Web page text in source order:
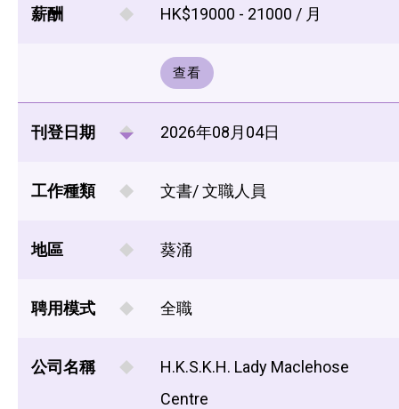
薪酬 HK$19000 - 21000 / 月
查看
刊登日期 2026年08月04日
工作種類 文書/ 文職人員
地區 葵涌
聘用模式 全職
公司名稱
H.K.S.K.H. Lady Maclehose
Centre